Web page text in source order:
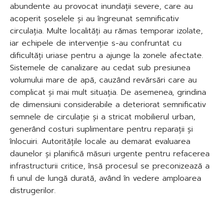
abundente au provocat inundații severe, care au
acoperit șoselele și au îngreunat semnificativ
circulația. Multe localități au rămas temporar izolate,
iar echipele de intervenție s-au confruntat cu
dificultăți uriase pentru a ajunge la zonele afectate.
Sistemele de canalizare au cedat sub presiunea
volumului mare de apă, cauzând revărsări care au
complicat și mai mult situația. De asemenea, grindina
de dimensiuni considerabile a deteriorat semnificativ
semnele de circulație și a stricat mobilierul urban,
generând costuri suplimentare pentru reparații și
înlocuiri. Autoritățile locale au demarat evaluarea
daunelor și planifică măsuri urgente pentru refacerea
infrastructurii critice, însă procesul se preconizează a
fi unul de lungă durată, având în vedere amploarea
distrugerilor.